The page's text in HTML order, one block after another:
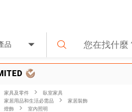
品
家具及零件
臥室家具
家居用品和生活必需品
家居裝飾
燈飾 室內照明